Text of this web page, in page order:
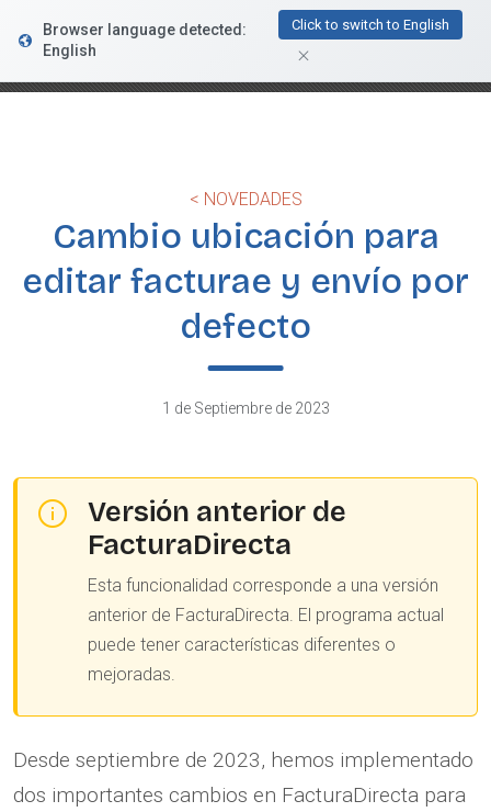
FacturaDirecta
Browser language detected:
English
Click to switch to English
< NOVEDADES
Cambio ubicación para
editar facturae y envío por
defecto
1 de Septiembre de 2023
Versión anterior de
FacturaDirecta
Esta funcionalidad corresponde a una versión
anterior de FacturaDirecta. El programa actual
puede tener características diferentes o
mejoradas.
Desde septiembre de 2023, hemos implementado
dos importantes cambios en FacturaDirecta para